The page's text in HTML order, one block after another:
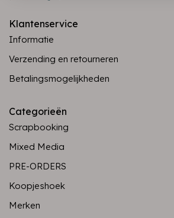
Klantenservice
Informatie
Verzending en retourneren
Betalingsmogelijkheden
Categorieën
Scrapbooking
Mixed Media
PRE-ORDERS
Koopjeshoek
Merken